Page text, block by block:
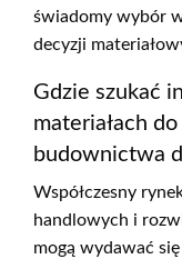
świadomy wybór
decyzji
Gdzie szukać
materiałach
budownictwa
Współczesny
handlowych i
mogą wydawać